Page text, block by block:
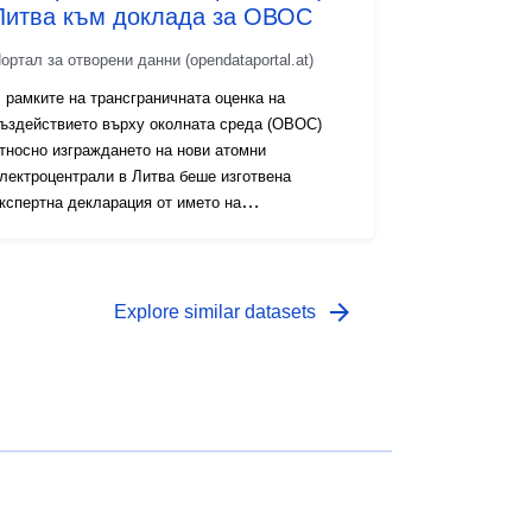
към доклада за ОВОС
за отворени данни (opendataportal.at)
рамките на трансграничната оценка на
върху околната среда (ОВОС)
изграждането на нови атомни
в Литва беше изготвена
декларация от името на
предоставени от документацията по ОВОС, и
Explore similar datasets arrow_forward